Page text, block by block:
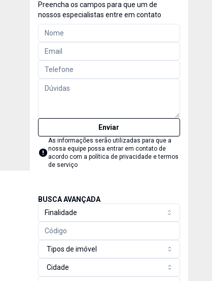
Preencha os campos para que um de
nossos especialistas entre em contato
Enviar
As informações serão utilizadas para que a
nossa equipe possa entrar em contato de
acordo com a política de privacidade e termos
de serviço
BUSCA AVANÇADA
Finalidade
Tipos de imóvel
Cidade